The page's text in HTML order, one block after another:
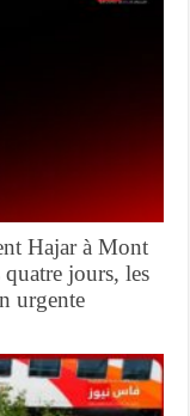
Hajar à Mont
jours, les
urgente